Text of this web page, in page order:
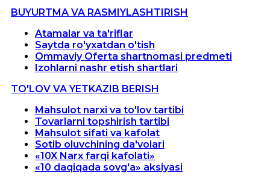
BUYURTMA VA RASMIYLASHTIRISH
Atamalar va ta'riflar
Saytda ro'yxatdan o'tish
Ommaviy Oferta shartnomasi predmeti
Izohlarni nashr etish shartlari
TO'LOV VA YETKAZIB BERISH
Mahsulot narxi va to'lov tartibi
Tovarlarni topshirish tartibi
Mahsulot sifati va kafolat
Sotib oluvchining da'volari
«10X Narx farqi kafolati»
«10 daqiqada sovg'a» aksiyasi